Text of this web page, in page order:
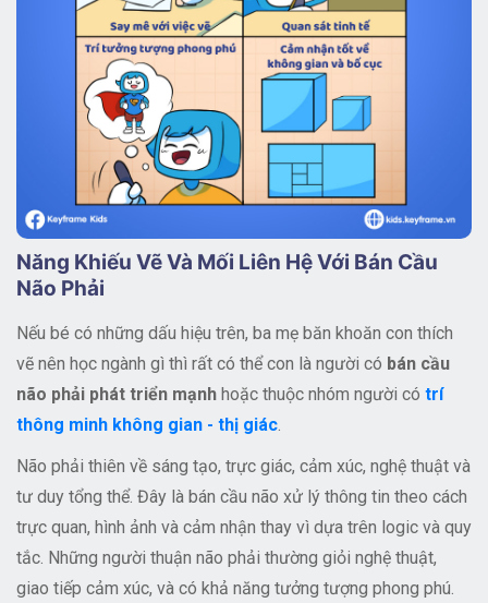
Năng Khiếu Vẽ Và Mối Liên Hệ Với Bán Cầu
Não Phải
Nếu bé có những dấu hiệu trên, ba mẹ băn khoăn con thích
vẽ nên học ngành gì thì rất có thể con là người có bán cầu
não phải phát triển mạnh hoặc thuộc nhóm người có trí
thông minh không gian - thị giác.
Não phải thiên về sáng tạo, trực giác, cảm xúc, nghệ thuật và
tư duy tổng thể. Đây là bán cầu não xử lý thông tin theo cách
trực quan, hình ảnh và cảm nhận thay vì dựa trên logic và quy
tắc. Những người thuận não phải thường giỏi nghệ thuật,
giao tiếp cảm xúc, và có khả năng tưởng tượng phong phú.